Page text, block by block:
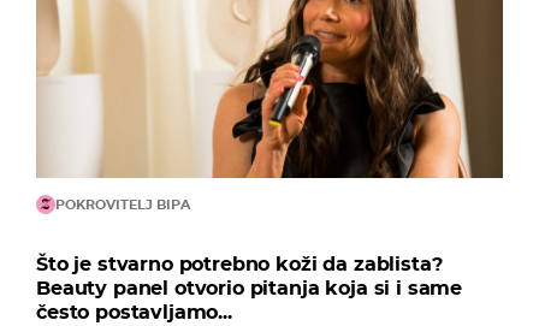
POKROVITELJ BIPA
Što je stvarno potrebno koži da zablista?
Beauty panel otvorio pitanja koja si i same
često postavljamo...